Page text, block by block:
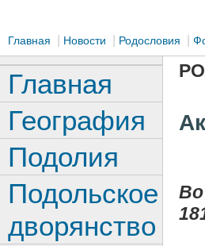
Главная Новости Родословия
Главная
География
Подолия
Подольское
дворянство